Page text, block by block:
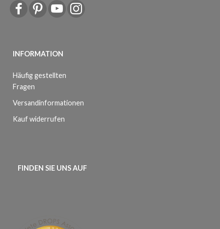
INFORMATION
Häufig gestellten
Fragen
Versandinformationen
Kauf widerrufen
FINDEN SIE UNS AUF